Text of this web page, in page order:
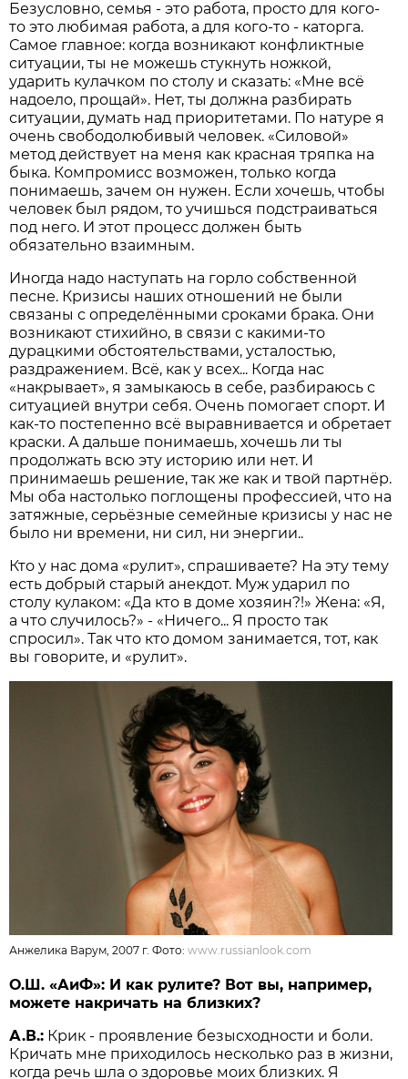
Безусловно, семья - это работа, просто для кого-
то это любимая работа, а для кого-то - каторга.
Самое главное: когда возникают конфликтные
ситуации, ты не можешь стукнуть ножкой,
ударить кулачком по столу и сказать: «Мне всё
надоело, прощай». Нет, ты должна разбирать
ситуации, думать над приоритетами. По натуре я
очень свободолюбивый человек. «Силовой»
метод действует на меня как красная тряпка на
быка. Компромисс возможен, только когда
понимаешь, зачем он нужен. Если хочешь, чтобы
человек был рядом, то учишься подстраиваться
под него. И этот процесс должен быть
обязательно взаимным.
Иногда надо наступать на горло собственной
песне. Кризисы наших отношений не были
связаны с определёнными сроками брака. Они
возникают стихийно, в связи с какими-то
дурацкими обстоятельствами, усталостью,
раздражением. Всё, как у всех... Когда нас
«накрывает», я замыкаюсь в себе, разбираюсь с
ситуацией внутри себя. Очень помогает спорт. И
как-то постепенно всё выравнивается и обретает
краски. А дальше понимаешь, хочешь ли ты
продолжать всю эту историю или нет. И
принимаешь решение, так же как и твой партнёр.
Мы оба настолько поглощены профессией, что на
затяжные, серьёзные семейные кризисы у нас не
было ни времени, ни сил, ни энергии..
Кто у нас дома «рулит», спрашиваете? На эту тему
есть добрый старый анекдот. Муж ударил по
столу кулаком: «Да кто в доме хозяин?!» Жена: «Я,
а что случилось?» - «Ничего... Я просто так
спросил». Так что кто домом занимается, тот, как
вы говорите, и «рулит».
Анжелика Варум, 2007 г. Фото:www.russianlook.com
О.Ш. «АиФ»: И как рулите? Вот вы, например,
можете накричать на близких?
А.В.: Крик - проявление безысход­ности и боли.
Кричать мне приходилось несколько раз в жизни,
когда речь шла о здоровье моих близких. Я